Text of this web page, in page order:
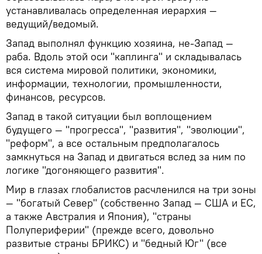
устанавливалась определенная иерархия —
ведущий/ведомый.
Запад выполнял функцию хозяина, не-Запад —
раба. Вдоль этой оси "каплинга" и складывалась
вся система мировой политики, экономики,
информации, технологии, промышленности,
финансов, ресурсов.
Запад в такой ситуации был воплощением
будущего — "прогресса", "развития", "эволюции",
"реформ", а все остальным предполагалось
замкнуться на Запад и двигаться вслед за ним по
логике "догоняющего развития".
Мир в глазах глобалистов расчленился на три зоны
— "богатый Север" (собственно Запад — США и ЕС,
а также Австралия и Япония), "страны
Полупериферии" (прежде всего, довольно
развитые страны БРИКС) и "бедный Юг" (все